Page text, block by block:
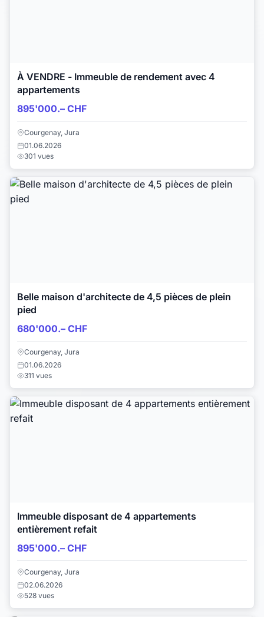
À VENDRE - Immeuble de rendement avec 4
appartements
895'000.– CHF
Courgenay, Jura
01.06.2026
301 vues
Belle maison d'architecte de 4,5 pièces de plein
pied
680'000.– CHF
Courgenay, Jura
01.06.2026
311 vues
Immeuble disposant de 4 appartements
entièrement refait
895'000.– CHF
Courgenay, Jura
02.06.2026
528 vues